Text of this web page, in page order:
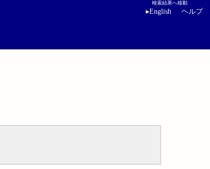
検索結果へ移動
▸English ヘルプ